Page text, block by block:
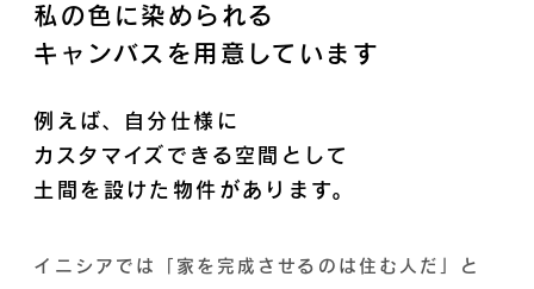
私の色に染められる
キャンバスを用意しています
例えば、自分仕様に
カスタマイズできる空間として
土間を設けた物件があります。
イニシアでは「家を完成させるのは住む人だ」と